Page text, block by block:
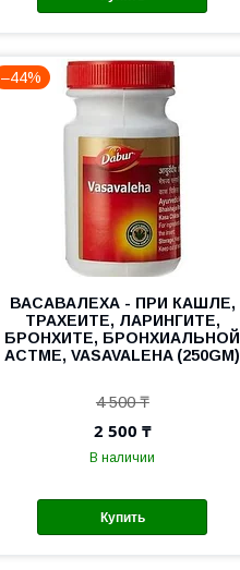
–44%
ВАСАВАЛЕХА - ПРИ КАШЛЕ,
ТРАХЕИТЕ, ЛАРИНГИТЕ,
БРОНХИТЕ, БРОНХИАЛЬНОЙ
АСТМЕ, VASAVALEHA (250GM)
4 500 ₸
2 500 ₸
В наличии
Купить